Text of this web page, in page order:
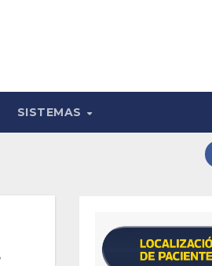
SISTEMAS